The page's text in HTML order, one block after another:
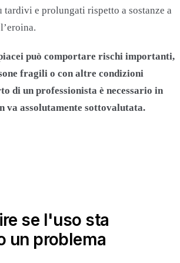
tardivi e prolungati rispetto a sostanze a
può comportare rischi importanti,
fragili o con altre condizioni
di un professionista è necessario in
va assolutamente sottovalutata.
se l'uso sta
un problema